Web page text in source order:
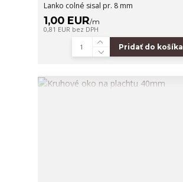
Lanko colné sisal pr. 8 mm
1,00 EUR/m
0,81 EUR bez DPH
Pridať do košíka